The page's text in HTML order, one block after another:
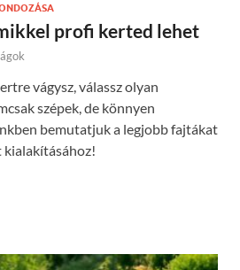
profi kerted lehet
vágysz, válassz olyan
szépek, de könnyen
bemutatjuk a legjobb fajtákat